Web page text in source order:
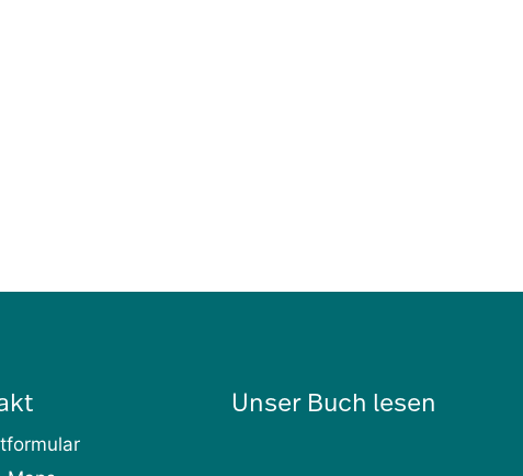
Unser Buch lesen